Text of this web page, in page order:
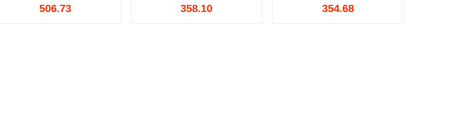
506.73 358.10 354.68